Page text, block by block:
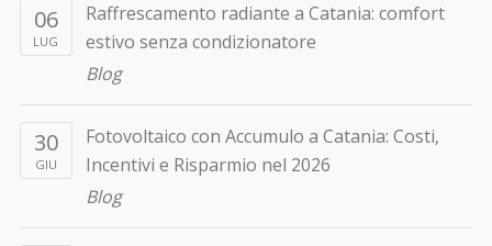
06
LUG
Raffrescamento radiante a Catania: comfort
estivo senza condizionatore
Blog
30
GIU
Fotovoltaico con Accumulo a Catania: Costi,
Incentivi e Risparmio nel 2026
Blog